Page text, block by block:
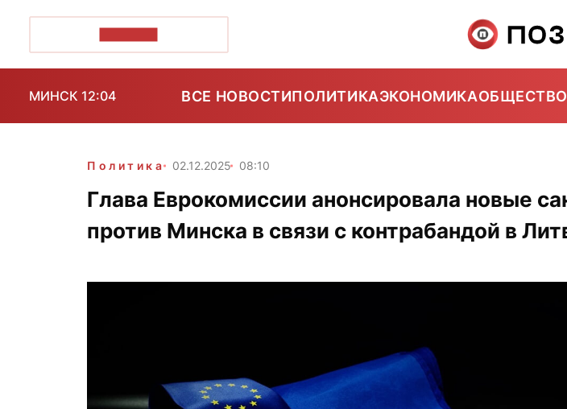
МИНСК 12:04 ВСЕ НОВОСТИПОЛИТИКАЭКОНОМИКАОБЩЕСТВО
Политика 02.12.2025 08:10
Глава Еврокомиссии анонсировала новые
против Минска в связи с контрабандой в